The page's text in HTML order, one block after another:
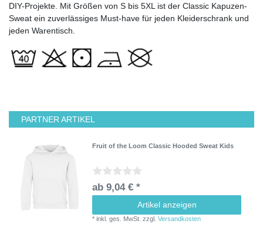
DIY-Projekte. Mit Größen von S bis 5XL ist der Classic Kapuzen-
Sweat ein zuverlässiges Must-have für jeden Kleiderschrank und
jeden Warentisch.
PARTNER ARTIKEL
Fruit of the Loom Classic Hooded Sweat Kids
ab 9,04 € *
Artikel anzeigen
*inkl. ges. MwSt. zzgl.Versandkosten